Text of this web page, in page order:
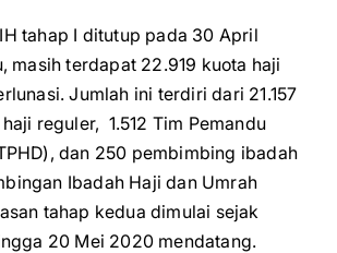
tahap I ditutup pada 30 April
masih terdapat 22.919 kuota haji
Jumlah ini terdiri dari 21.157
reguler, 1.512 Tim Pemandu
dan 250 pembimbing ibadah
Ibadah Haji dan Umrah
tahap kedua dimulai sejak
20 Mei 2020 mendatang.